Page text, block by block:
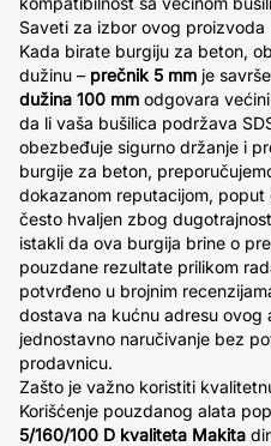
Saveti za izbor ovog proizvoda
Kada birate burgiju za beton,
dužinu – prečnik 5 mm je
dužina 100 mm odgovara
da li vaša bušilica podržava
obezbeđuje sigurno držanje i
burgije za beton,
dokazanom reputacijom,
često hvaljen zbog
istakli da ova burgija brine o
pouzdane rezultate prilikom
potvrđeno u brojnim
dostava na kućnu adresu ovog
jednostavno naručivanje bez
prodavnicu.
Zašto je važno koristiti
Korišćenje pouzdanog alata
5/160/100 D kvaliteta Makita